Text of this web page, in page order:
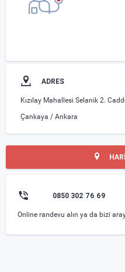
ADRES
Kızılay Mahallesi Selanik 2.
Çankaya / Ankara
0850 302 76 69
Online randevu alın ya da bizi